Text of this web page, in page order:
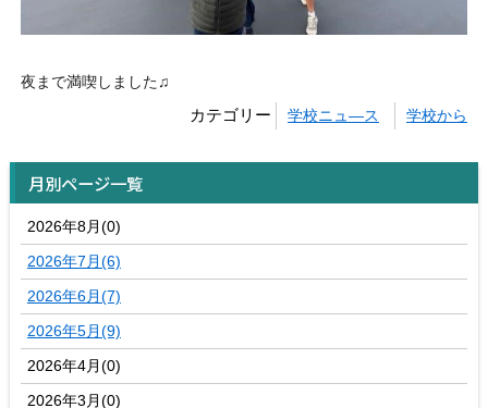
夜まで満喫しました♫
カテゴリー 学校ニュ―ス 学校から
月別ページ一覧
2026年8月(0)
2026年7月(6)
2026年6月(7)
2026年5月(9)
2026年4月(0)
2026年3月(0)